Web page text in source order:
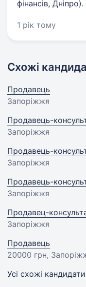
фінансів, Дніпро).
1 рік тому
Схожі
Продавець
Запоріжжя
Продавець-
Запоріжжя
Продавець-
Запоріжжя
Продавець-
Запоріжжя
Продавец-
Запоріжжя
Продавець
20000 грн,
Усі схожі кандидати